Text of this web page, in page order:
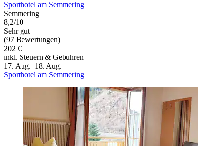
Sporthotel am Semmering
Semmering
8,2/10
Sehr gut
(97 Bewertungen)
202 €
inkl. Steuern & Gebühren
17. Aug.–18. Aug.
Sporthotel am Semmering